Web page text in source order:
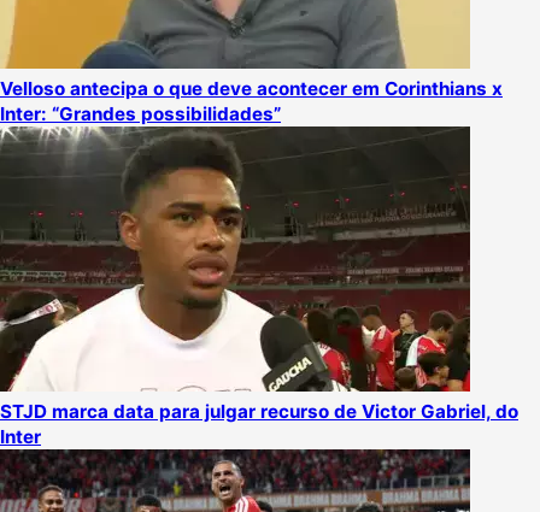
Velloso antecipa o que deve acontecer em Corinthians x
Inter: “Grandes possibilidades”
STJD marca data para julgar recurso de Victor Gabriel, do
Inter